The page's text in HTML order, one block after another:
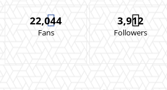
22,044
Fans
3,912
Followers